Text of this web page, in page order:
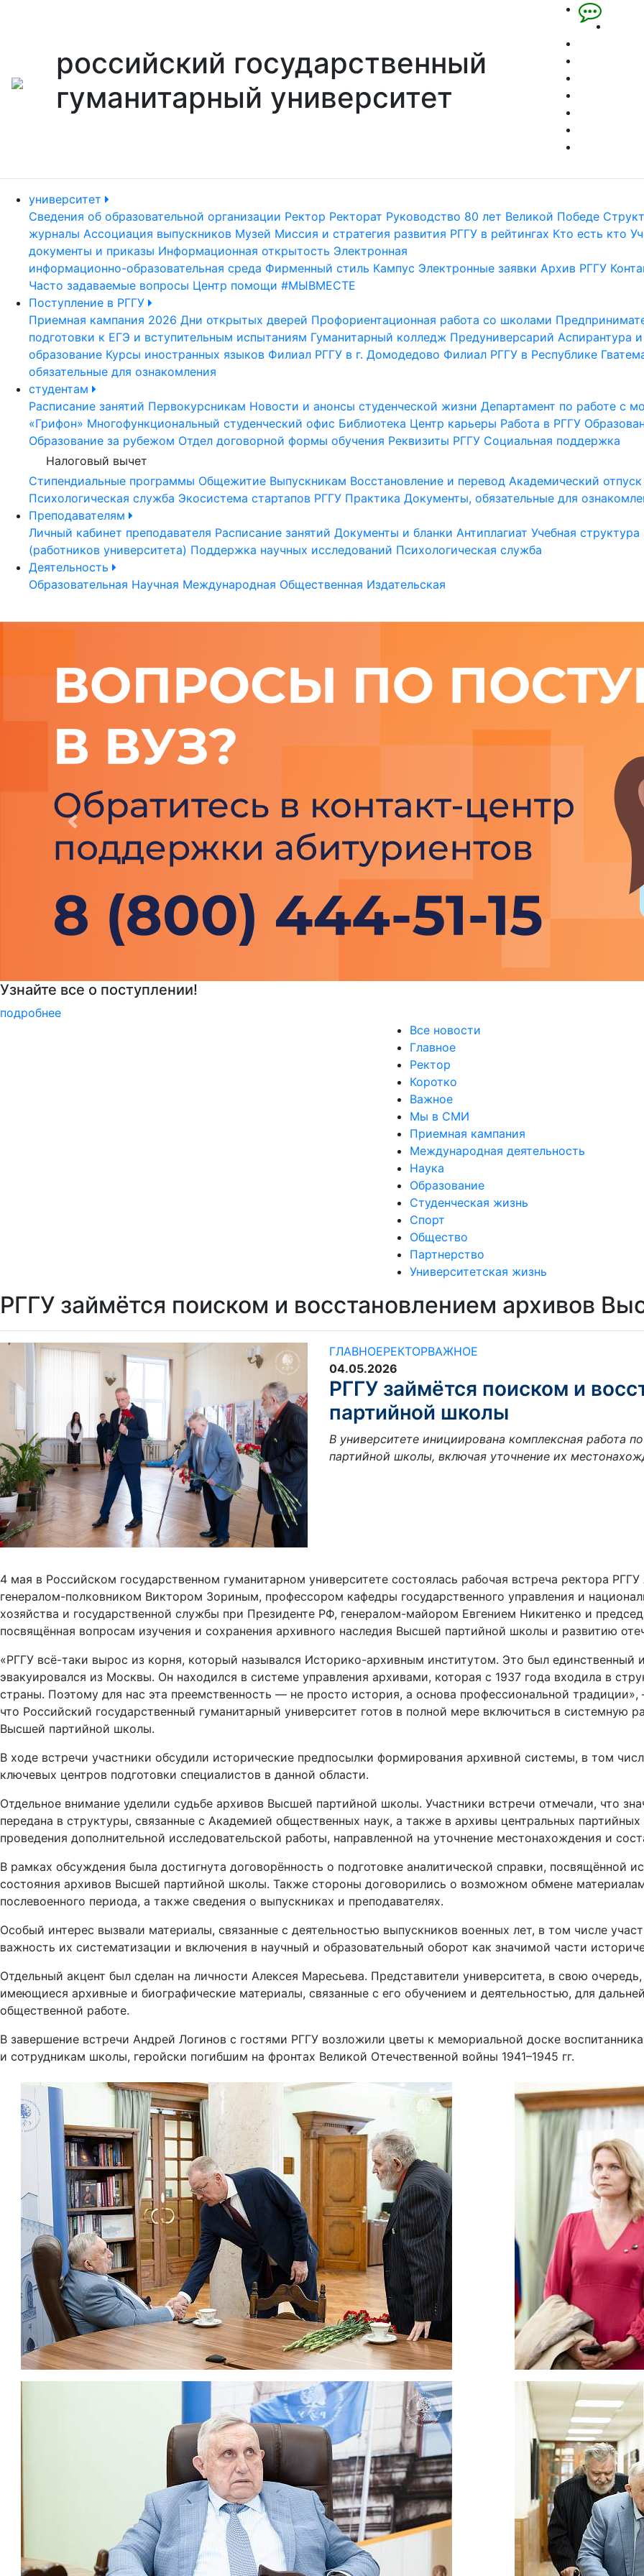
российский государственный
гуманитарный университет
университет
Сведения об образовательной организации Ректор Ректорат Руководство 80 лет Великой Победе
журналы Ассоциация выпускников Музей Миссия и стратегия развития РГГУ в рейтингах Кто есть кто
документы и приказы Информационная открытость Электронная
информационно-образовательная среда Фирменный стиль Кампус Электронные заявки Архив РГГУ
Часто задаваемые вопросы Центр помощи #МЫВМЕСТЕ
Поступление в РГГУ
Приемная кампания 2026 Дни открытых дверей Профориентационная работа со школами
подготовки к ЕГЭ и вступительным испытаниям Гуманитарный колледж Предуниверсарий Аспирантура
образование Курсы иностранных языков Филиал РГГУ в г. Домодедово Филиал РГГУ в Республике
обязательные для ознакомления
студентам
Расписание занятий Первокурсникам Новости и анонсы студенческой жизни Департамент по работе с
«Грифон» Многофункциональный студенческий офис Библиотека Центр карьеры Работа в РГГУ
Образование за рубежом Отдел договорной формы обучения Реквизиты РГГУ Социальная поддержка
Налоговый вычет
Стипендиальные программы Общежитие Выпускникам Восстановление и перевод Академический отпуск
Психологическая служба Экосистема стартапов РГГУ Практика Документы, обязательные для
Преподавателям
Личный кабинет преподавателя Расписание занятий Документы и бланки Антиплагиат Учебная структура
(работников университета) Поддержка научных исследований Психологическая служба
Деятельность
Образовательная Научная Международная Общественная Издательская
Подготовительные курсы к ЕГЭ
подробнее
Previous
Все новости
Главное
Ректор
Коротко
Важное
Мы в СМИ
Приемная кампания
Международная деятельность
Наука
Образование
Студенческая жизнь
Спорт
Общество
Партнерство
Университетская жизнь
РГГУ займётся поиском и восстановлением архивов
ГЛАВНОЕРЕКТОРВАЖНОЕ
04.05.2026
РГГУ займётся поиском и
партийной школы
В университете инициирована комплексная работа
партийной школы, включая уточнение их
4 мая в Российском государственном гуманитарном университете состоялась рабочая встреча ректора
генералом-полковником Виктором Зориным, профессором кафедры государственного управления и
хозяйства и государственной службы при Президенте РФ, генералом-майором Евгением Никитенко и
посвящённая вопросам изучения и сохранения архивного наследия Высшей партийной школы и развитию
«РГГУ всё-таки вырос из корня, который назывался Историко-архивным институтом. Это был единственный
эвакуировался из Москвы. Он находился в системе управления архивами, которая с 1937 года входила в
страны. Поэтому для нас эта преемственность — не просто история, а основа профессиональной
что Российский государственный гуманитарный университет готов в полной мере включиться в системную
Высшей партийной школы.
В ходе встречи участники обсудили исторические предпосылки формирования архивной системы, в том
ключевых центров подготовки специалистов в данной области.
Отдельное внимание уделили судьбе архивов Высшей партийной школы. Участники встречи отмечали, что
передана в структуры, связанные с Академией общественных наук, а также в архивы центральных
проведения дополнительной исследовательской работы, направленной на уточнение местонахождения и
В рамках обсуждения была достигнута договорённость о подготовке аналитической справки, посвящённой
состояния архивов Высшей партийной школы. Также стороны договорились о возможном обмене
послевоенного периода, а также сведения о выпускниках и преподавателях.
Особый интерес вызвали материалы, связанные с деятельностью выпускников военных лет, в том числе
важность их систематизации и включения в научный и образовательный оборот как значимой части
Отдельный акцент был сделан на личности Алексея Маресьева. Представители университета, в свою
имеющиеся архивные и биографические материалы, связанные с его обучением и деятельностью, для
общественной работе.
В завершение встречи Андрей Логинов с гостями РГГУ возложили цветы к мемориальной доске
и сотрудникам школы, геройски погибшим на фронтах Великой Отечественной войны 1941–1945 гг.